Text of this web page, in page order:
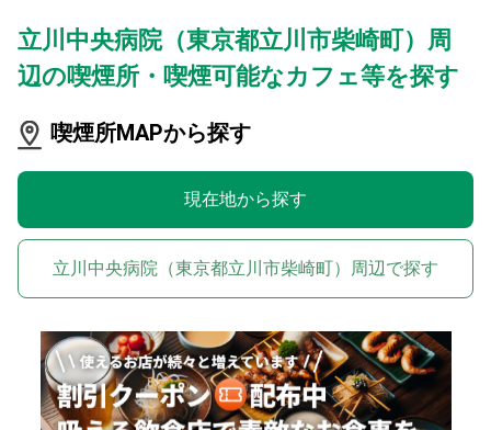
立川中央病院（東京都立川市柴崎町）周
辺の喫煙所・喫煙可能なカフェ等を探す
喫煙所MAPから探す
現在地から探す
立川中央病院（東京都立川市柴崎町）周辺で探す